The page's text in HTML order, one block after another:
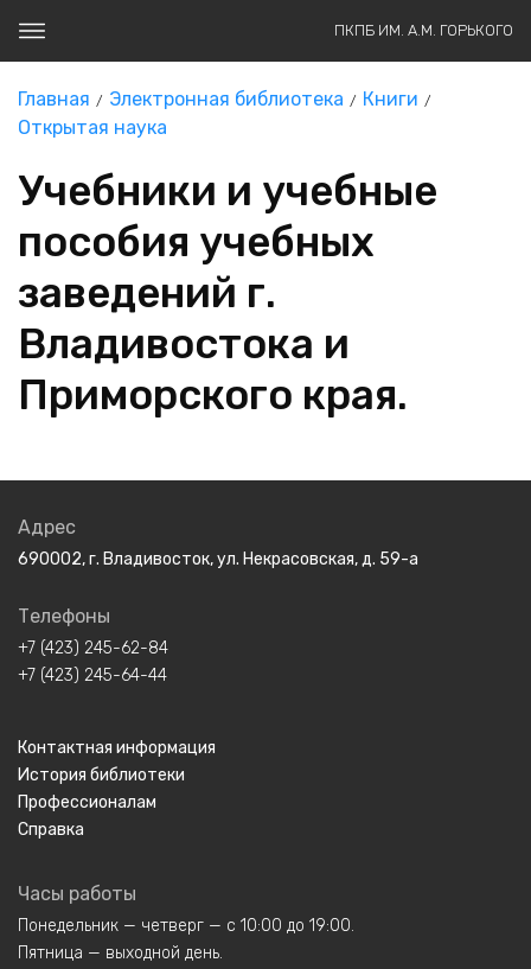
ПКПБ ИМ. А.М. ГОРЬКОГО
Главная Электронная библиотека
Книги
Открытая наука
Учебники и учебные
пособия учебных
заведений г.
Владивостока и
Приморского края.
Адрес
690002, г. Владивосток, ул. Некрасовская, д. 59-а
Телефоны
+7 (423) 245-62-84
+7 (423) 245-64-44
Контактная информация
История библиотеки
Профессионалам
Справка
Часы работы
Понедельник — четверг — с 10:00 до 19:00.
Пятница — выходной день.